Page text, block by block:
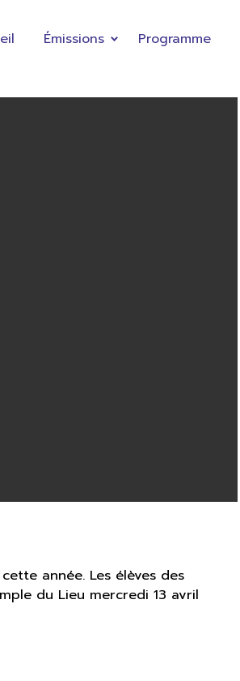
Émissions Programme
année. Les élèves des
du Lieu mercredi 13 avril